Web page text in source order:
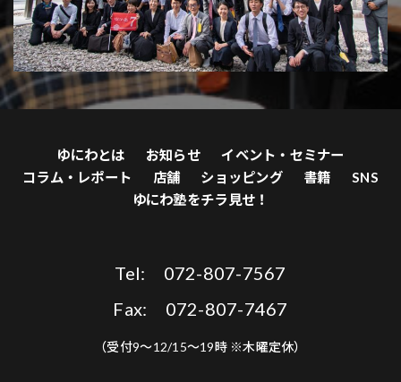
ゆにわとは お知らせ
イベント・セミナー
コラム・レポート
店舗 ショッピング 書籍
SNS
ゆにわ塾をチラ見せ！
Tel: 072-807-7567
Fax: 072-807-7467
（受付9〜12/15〜19時 ※木曜定休）